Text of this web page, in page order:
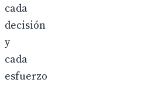
cada
decisión
y
cada
esfuerzo